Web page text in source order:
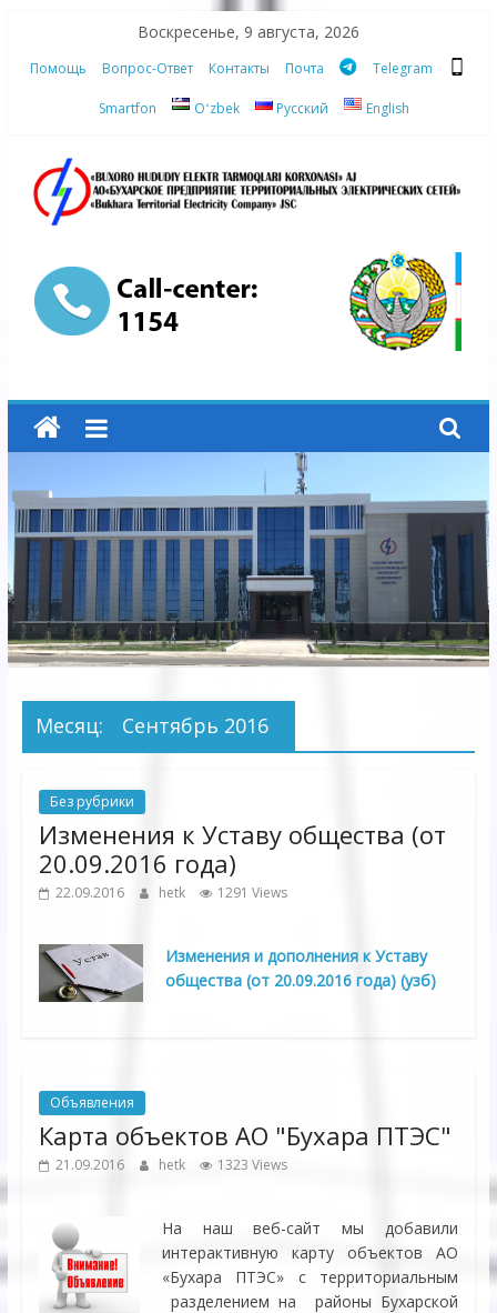
content
Воскресенье, 9 августа, 2026
Помощь Вопрос-Ответ Контакты Почта Telegram
Smartfon Oʻzbek Русский English
АО
"Бухарское
Предприятие
Территориальных
Электрических
сетей"
АО
"Бухарское
Электрических
Месяц: Сентябрь 2016
Без рубрики
Изменения к Уставу общества (от
20.09.2016 года)
22.09.2016 hetk 1291 Views
Изменения и дополнения к Уставу
общества (от 20.09.2016 года) (узб)
Объявления
Карта объектов АО "Бухара ПТЭС"
21.09.2016 hetk 1323 Views
На наш веб-сайт мы добавили
интерактивную карту объектов АО
«Бухара ПТЭС» с территориальным
разделением на районы Бухарской